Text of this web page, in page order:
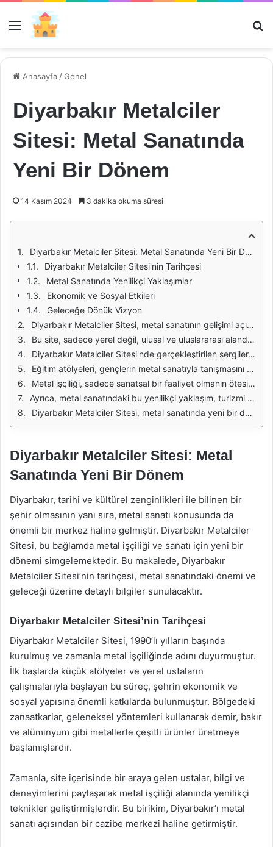
Menü
Anasayfa /Genel
Diyarbakır Metalciler
Sitesi: Metal Sanatında
Yeni Bir Dönem
14 Kasım 2024 3 dakika okuma süresi
Diyarbakır Metalciler Sitesi: Metal Sanatında Yeni Bir Dönem
Diyarbakır Metalciler Sitesi'nin Tarihçesi
Metal Sanatında Yenilikçi Yaklaşımlar
Ekonomik ve Sosyal Etkileri
Geleceğe Dönük Vizyon
Diyarbakır Metalciler Sitesi, metal sanatının gelişimi açısından önemli bir merkez haline gelmiştir. Burada, ustalar tarafından yapılan el işçiliği, geleneksel yöntemlerin yanı sıra modern tekniklerle de birleşerek yeni eserler ortaya koymaktadır. Özellikle son yıllarda, genç sanatçıların da katılımıyla, metal sanatında yenilikçi yaklaşımlar ve tasarımlar gözlemlenmektedir.
Bu site, sadece yerel değil, ulusal ve uluslararası alanda da dikkat çekmektedir. Sanatçılar, metalin estetik yönünü ön plana çıkararak, sanatı günlük yaşama entegre etmeyi amaçlamaktadır. Metalin sert yapısının aksine, işlenmiş hallerinin sunduğu farklı formlar, izleyicilere hem görsel hem de duygusal bir deneyim sunar.
Diyarbakır Metalciler Sitesi'nde gerçekleştirilen sergiler, metal sanatında yeni trendlerin takip edilmesine olanak tanımaktadır. Bu sergilerde, yerel sanatçıların yanı sıra, uluslararası sanatçıların da eserleri yer almakta ve böylece farklı kültürlerden gelen bakış açıları bir araya getirilmektedir. Bu da sanatın zenginleşmesine katkıda bulunmaktadır.
Eğitim atölyeleri, gençlerin metal sanatıyla tanışmasını sağlamakta ve onların yeteneklerini geliştirmelerine yardımcı olmaktadır. Usta sanatçılar, yeni nesillere bilgi ve deneyim aktararak, metal sanatının gelecek kuşaklar tarafından da yaşatılmasını sağlamaktadır. Bu tür etkinlikler, hem bireysel gelişimi desteklemekte hem de toplumsal bir bilinç oluşturmaktadır.
Metal işçiliği, sadece sanatsal bir faaliyet olmanın ötesinde, ekonomik bir potansiyele de sahiptir. Diyarbakır Metalciler Sitesi, birçok esnaf ve sanatkarın bir araya gelmesiyle, bölge ekonomisine katkıda bulunmaktadır. Metal işleme atölyeleri, hem istihdam yaratmakta hem de yerel ve uluslararası pazarda rekabet edebilme imkanı sunmaktadır.
Ayrıca, metal sanatındaki bu yenilikçi yaklaşım, turizmi de etkilemektedir. Diyarbakır, metal sanatının merkezi olarak tanınmaya başladıkça, sanatseverlerin ve turistlerin ilgisini çekmektedir. Bu durum, şehrin kültürel ve sanatsal kimliğini güçlendirmekte, aynı zamanda yerel ekonomiye de katkı sağlamaktadır.
Diyarbakır Metalciler Sitesi, metal sanatında yeni bir dönemi simgelemekte ve bu alanda önemli bir merkez olma özelliğini sürdürmektedir. Geleneksel el işçiliği ile modern tasarımı birleştirerek, bölgenin kültürel zenginliğine katkıda bulunmakta ve metal sanatının evrensel bir dil olarak kabul edilmesine öncülük etmektedir.
Diyarbakır Metalciler Sitesi: Metal
Sanatında Yeni Bir Dönem
Diyarbakır, tarihi ve kültürel zenginlikleri ile bilinen bir
şehir olmasının yanı sıra, metal sanatı konusunda da
önemli bir merkez haline gelmiştir. Diyarbakır Metalciler
Sitesi, bu bağlamda metal işçiliği ve sanatı için yeni bir
dönemi simgelemektedir. Bu makalede, Diyarbakır
Metalciler Sitesi’nin tarihçesi, metal sanatındaki önemi ve
geleceği üzerine detaylı bilgiler sunulacaktır.
Diyarbakır Metalciler Sitesi’nin Tarihçesi
Diyarbakır Metalciler Sitesi, 1990’lı yılların başında
kurulmuş ve zamanla metal işçiliğinde adını duyurmuştur.
İlk başlarda küçük atölyeler ve yerel ustaların
çalışmalarıyla başlayan bu süreç, şehrin ekonomik ve
sosyal yapısına önemli katkılarda bulunmuştur. Bölgedeki
zanaatkarlar, geleneksel yöntemleri kullanarak demir, bakır
ve alüminyum gibi metallerle çeşitli ürünler üretmeye
başlamışlardır.
Zamanla, site içerisinde bir araya gelen ustalar, bilgi ve
deneyimlerini paylaşarak metal işçiliği alanında yenilikçi
teknikler geliştirmişlerdir. Bu birikim, Diyarbakır’ı metal
sanatı açısından bir cazibe merkezi haline getirmiştir.